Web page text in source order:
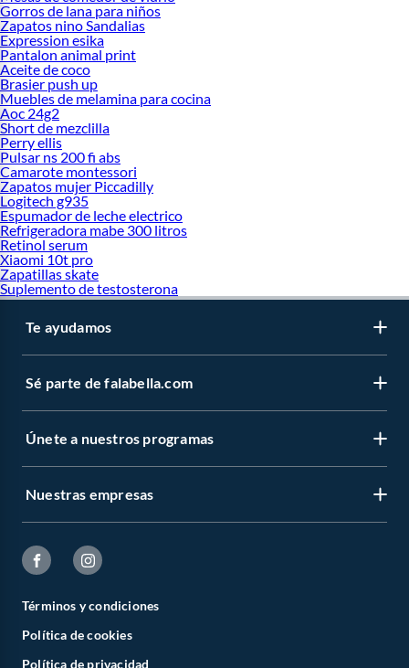
Gorros de lana para niños
Zapatos nino Sandalias
Expression esika
Pantalon animal print
Aceite de coco
Brasier push up
Muebles de melamina para cocina
Aoc 24g2
Short de mezclilla
Perry ellis
Pulsar ns 200 fi abs
Camarote montessori
Zapatos mujer Piccadilly
Logitech g935
Espumador de leche electrico
Refrigeradora mabe 300 litros
Retinol serum
Xiaomi 10t pro
Zapatillas skate
Suplemento de testosterona
Te ayudamos
Sé parte de falabella.com
Únete a nuestros programas
Nuestras empresas
Términos y condiciones
Política de cookies
Política de privacidad